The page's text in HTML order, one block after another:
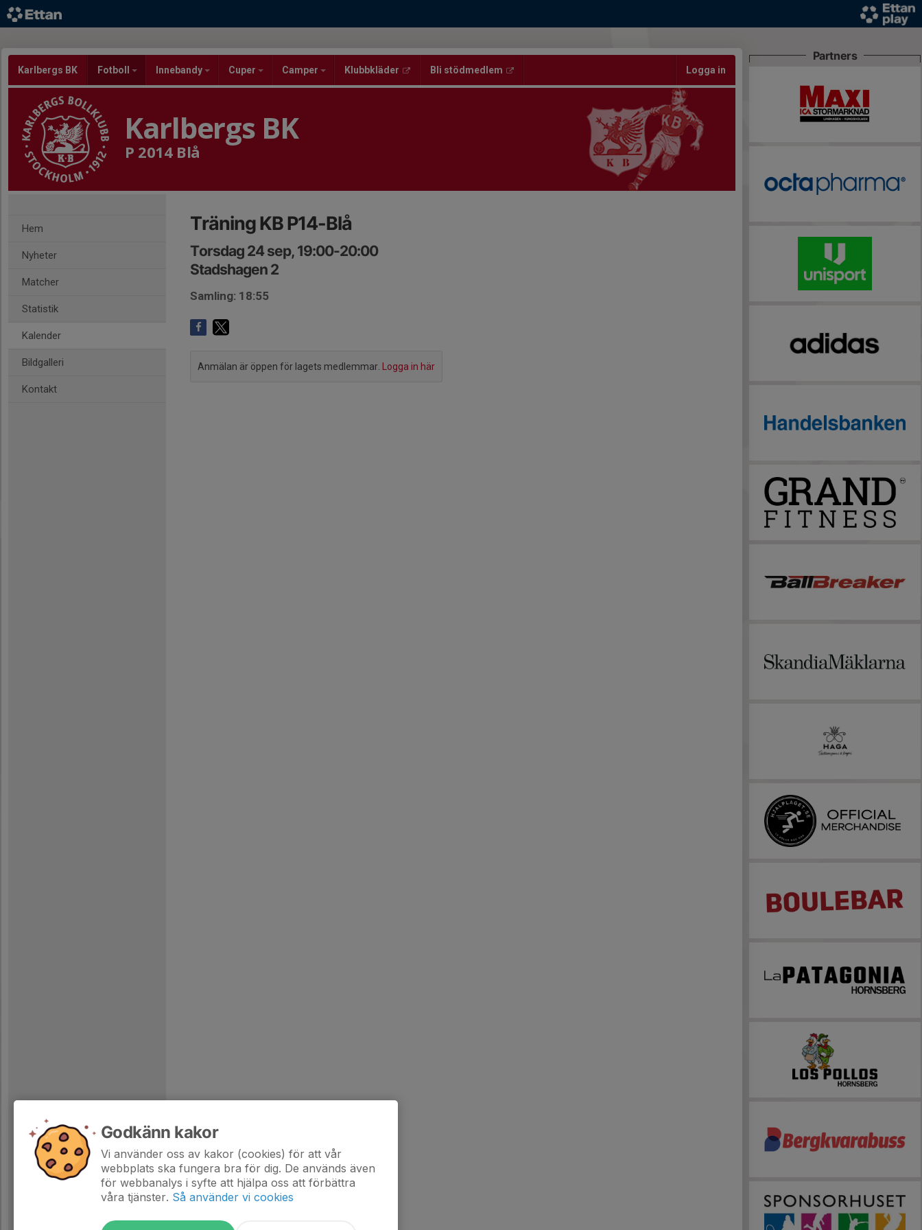
Karlbergs BK Fotboll Innebandy Cuper Camper Klubbkläder Bli stödmedlem Logga in
Karlbergs BK
P 2014 Blå
Hem
Nyheter
Matcher
Statistik
Kalender
Bildgalleri
Kontakt
Träning KB P14-Blå
Torsdag 24 sep, 19:00-20:00
Stadshagen 2
Samling: 18:55
Anmälan är öppen för lagets medlemmar. Logga in här
Partners
Godkänn kakor
Vi använder oss av kakor (cookies) för att vår
webbplats ska fungera bra för dig. De används även
för webbanalys i syfte att hjälpa oss att förbättra
våra tjänster. Så använder vi cookies